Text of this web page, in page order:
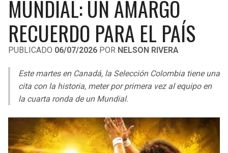
LIGA DE EXPANSIÓN MX
LEAGUES CUP
UEFA EUROPA LEAGUE
UEFA CONFERENCE LEAGUE
MLS
COPA LIBERTADORES
COPA SUDAMERICANA
LIGA BETPLAY
OTRAS LIGAS
RAIDERS
CHARGERS
RAVENS
BROWNS
CAVALIERS
PISTONS
PACERS
HAWKS
MUNDIAL: UN AMARGO
RECUERDO PARA EL PAÍS
PUBLICADO 06/07/2026 POR NELSON RIVERA
Este martes en Canadá, la Selección Colombia tiene una
cita con la historia, meter por primera vez al equipo en
la cuarta ronda de un Mundial.